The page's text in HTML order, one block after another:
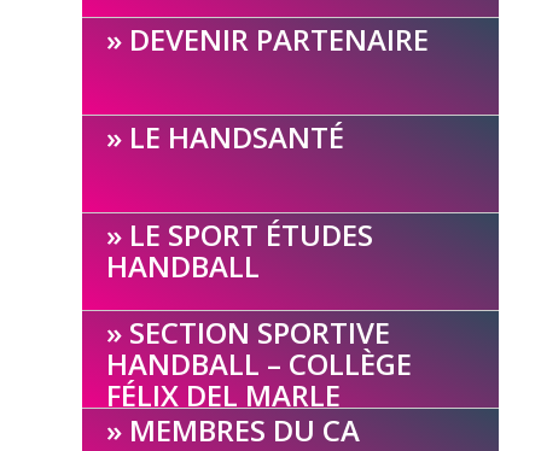
DEVENIR PARTENAIRE
LE HANDSANTÉ
LE SPORT ÉTUDES
HANDBALL
SECTION SPORTIVE
HANDBALL – COLLÈGE
FÉLIX DEL MARLE
MEMBRES DU CA